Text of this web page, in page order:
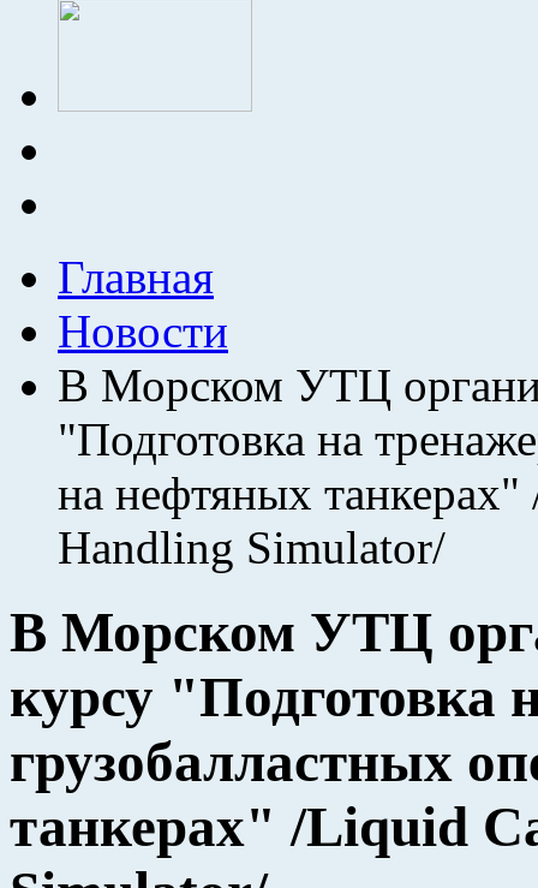
Главная
Новости
В Морском УТЦ
"Подготовка на
на нефтяных
Handling Simulator/
В Морском УТЦ
курсу "Подготовка
грузобалластных
танкерах" /Liquid